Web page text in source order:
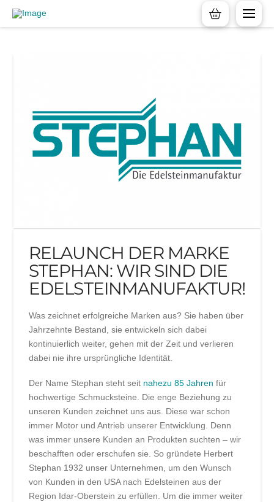
RELAUNCH DER MARKE
STEPHAN: WIR SIND DIE
EDELSTEINMANUFAKTUR!
Was zeichnet erfolgreiche Marken aus? Sie haben über
Jahrzehnte Bestand, sie entwickeln sich dabei
kontinuierlich weiter, gehen mit der Zeit und verlieren
dabei nie ihre ursprüngliche Identität.
Der Name Stephan steht seit nahezu 85 Jahren für
hochwertige Schmucksteine. Die enge Beziehung zu
unseren Kunden zeichnet uns aus. Diese war schon
immer Motor und Antrieb unserer Entwicklung. Denn
was immer unsere Kunden an Produkten suchten – wir
beschafften oder erschufen sie. So gründete Herbert
Stephan 1932 unser Unternehmen, um den Wunsch
von Kunden in den USA nach Edelsteinen aus der
Region Idar-Oberstein zu erfüllen. Um die immer weiter